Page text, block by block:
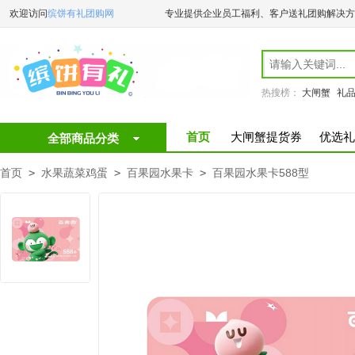
欢迎访问缤饼有礼团购网 专业提供企业员工福利、客户送礼团购解决
热搜榜： 大闸蟹 礼
全部商品分类 首页 大闸蟹提货券 优选
首页 > 水果蔬菜鸡蛋 > 百果园水果卡 > 百果园水果卡588型